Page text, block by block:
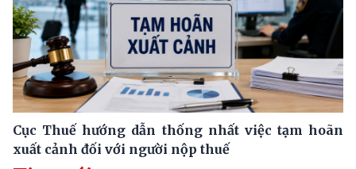
Cục Thuế hướng dẫn thống nhất việc tạm hoãn
xuất cảnh đối với người nộp thuế